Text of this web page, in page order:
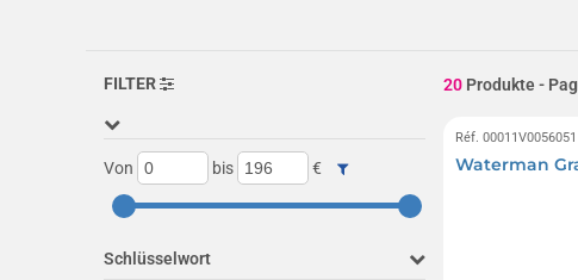
FILTER
Von bis €
Schlüsselwort
20 Produkte -
Réf. 00011V0056051
Waterman